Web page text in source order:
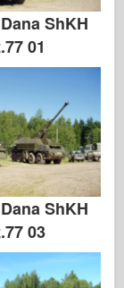
ShKH
01
ShKH
03